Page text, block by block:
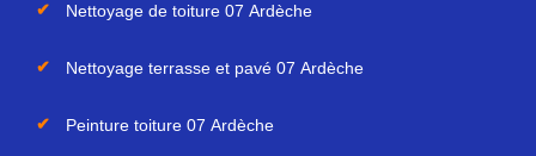
Nettoyage de toiture 07 Ardèche
Nettoyage terrasse et pavé 07 Ardèche
Peinture toiture 07 Ardèche